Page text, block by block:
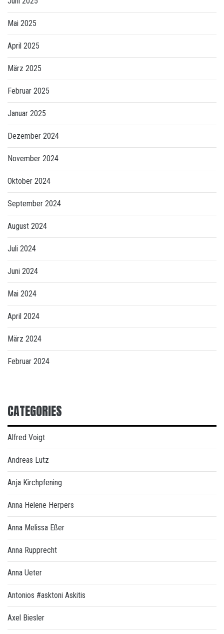
Mai 2025
April 2025
März 2025
Februar 2025
Januar 2025
Dezember 2024
November 2024
Oktober 2024
September 2024
August 2024
Juli 2024
Juni 2024
Mai 2024
April 2024
März 2024
Februar 2024
CATEGORIES
Alfred Voigt
Andreas Lutz
Anja Kirchpfening
Anna Helene Herpers
Anna Melissa Eßer
Anna Rupprecht
Anna Ueter
Antonios #asktoni Askitis
Axel Biesler